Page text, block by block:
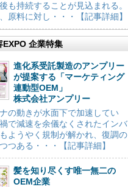
も持続することが見込まれる。
原料に対し・・・【記事詳細】
EXPO 企業特集
進化系受託製造のアンプリー
が提案する「マーケティング
連動型OEM」
株式会社アンプリー
の動きが水面下で加速してい
で減速を余儀なくされたインバ
ようやく規制が解かれ、復調の
つある・・・【記事詳細】
髪を知り尽くす唯一無二の
OEM企業